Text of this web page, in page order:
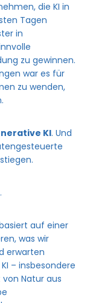
die KI in
Tagen
in
zu gewinnen.
war es für
zu wenden,
KI. Und
auf einer
was wir
erwarten
– insbesondere
von Natur aus